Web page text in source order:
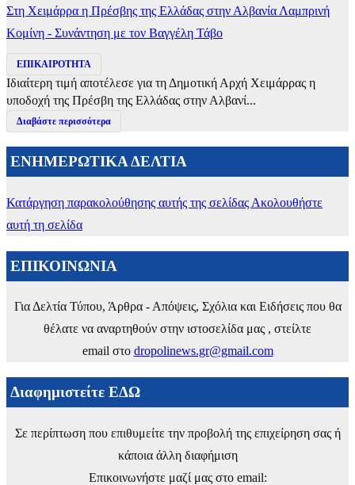
Στη Χειμάρρα η Πρέσβης της Ελλάδας στην Αλβανία Λαμπρινή
Κομίνη - Συνάντηση με τον Βαγγέλη Τάβο
ΕΠΙΚΑΙΡΟΤΗΤΑ
Ιδιαίτερη τιμή αποτέλεσε για τη Δημοτική Αρχή Χειμάρρας η
υποδοχή της Πρέσβη της Ελλάδας στην Αλβανί...
Διαβάστε περισσότερα
ΕΝΗΜΕΡΩΤΙΚΑ ΔΕΛΤΙΑ
Κατάργηση παρακολούθησης αυτής της σελίδας Ακολουθήστε
αυτή τη σελίδα
ΕΠΙΚΟΙΝΩΝΙΑ
Για Δελτία Τύπου, Άρθρα - Απόψεις, Σχόλια και Ειδήσεις που θα
θέλατε να αναρτηθούν στην ιστοσελίδα μας , στείλτε
email στο dropolinews.gr@gmail.com
Διαφημιστείτε ΕΔΩ
Σε περίπτωση που επιθυμείτε την προβολή της επιχείρηση σας ή
κάποια άλλη διαφήμιση
Επικοινωνήστε μαζί μας στο email: